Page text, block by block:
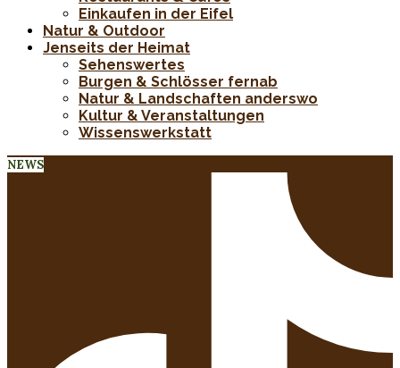
Einkaufen in der Eifel
Natur & Outdoor
Jenseits der Heimat
Sehenswertes
Burgen & Schlösser fernab
Natur & Landschaften anderswo
Kultur & Veranstaltungen
Wissenswerkstatt
NEWS